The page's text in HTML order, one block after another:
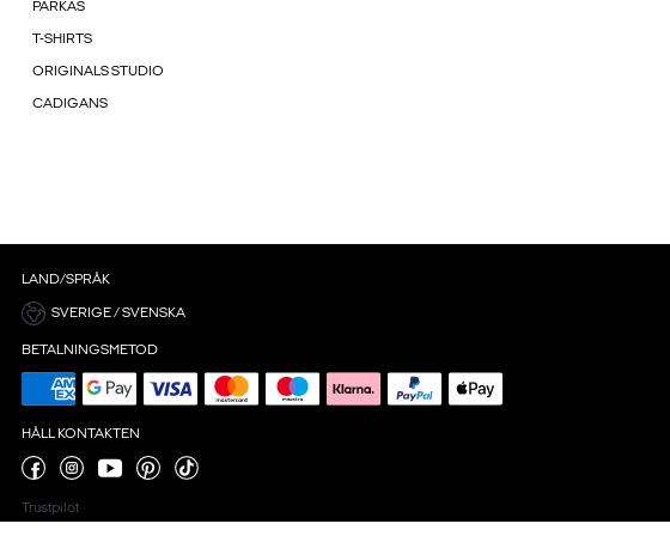
PARKAS
T-SHIRTS
ORIGINALS STUDIO
CADIGANS
LAND/SPRÅK
SVERIGE / SVENSKA
BETALNINGSMETOD
HÅLL KONTAKTEN
Trustpilot